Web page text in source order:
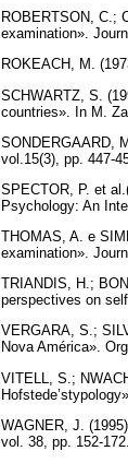
ROBERTSON, C.;
examination».
ROKEACH, M.
SCHWARTZ, S.
countries». In M.
SONDERGAARD,
vol.15(3), pp. 447-
SPECTOR, P. et
Psychology: An
THOMAS, A. e
examination».
TRIANDIS, H.;
perspectives on
VERGARA, S.;
Nova América».
VITELL, S.;
WAGNER, J.
vol. 38, pp. 152-172.